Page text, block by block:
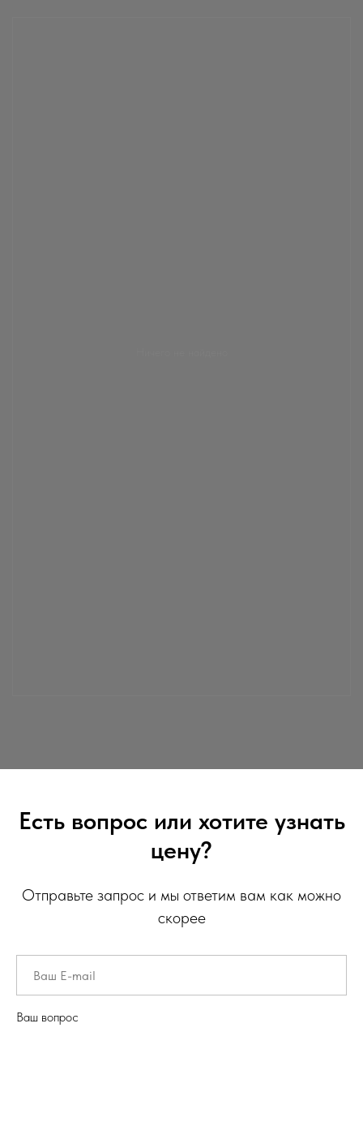
Есть вопрос или хотите узнать
цену?
Отправьте запрос и мы ответим вам как можно
скорее
Ваш вопрос